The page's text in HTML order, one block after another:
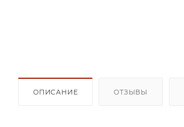
ОПИСАНИЕ ОТЗЫВЫ